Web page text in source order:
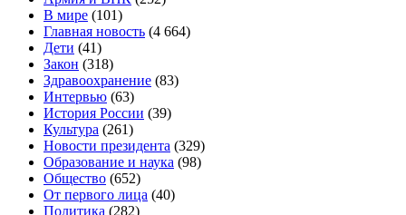
В мире (101)
Главная новость (4 664)
Дети (41)
Закон (318)
Здравоохранение (83)
Интервью (63)
История России (39)
Культура (261)
Новости президента (329)
Образование и наука (98)
Общество (652)
От первого лица (40)
Политика (282)